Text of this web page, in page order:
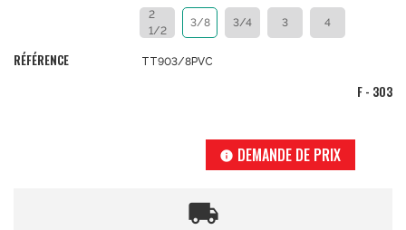
2
1/2
3/8 3/4 3 4
RÉFÉRENCE TT903/8PVC
F - 303
info DEMANDE DE PRIX
local_shipping